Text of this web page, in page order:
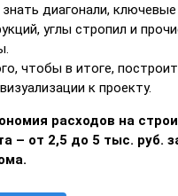
диагонали,
углы стропил и
чтобы в итоге,
к проекту.
расходов на
– от 2,5 до 5 тыс. руб.